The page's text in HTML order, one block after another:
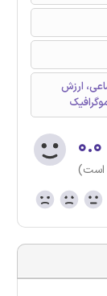
ارزش
۰.۰
است)